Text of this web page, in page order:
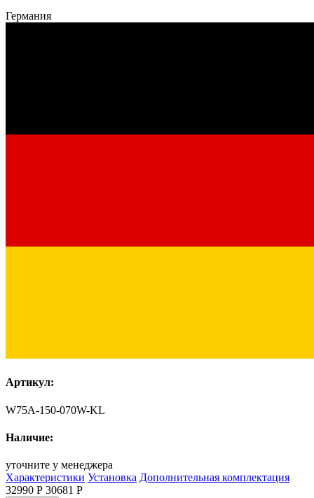
Германия
Артикул:
W75A-150-070W-KL
Наличие:
уточните у менеджера
Характеристики Установка Дополнительная комплектация
32990 Р 30681 Р